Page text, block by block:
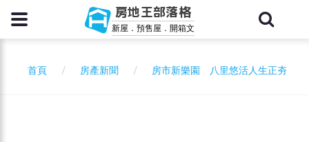
房地王部落格
新屋．預售屋．開箱文
首頁 房產新聞 房市新樂園 八里悠活人生正夯